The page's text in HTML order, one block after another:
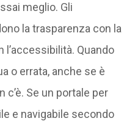
meglio. Gli
la trasparenza con la
Quando
o errata, anche se è
c’è. Se un portale per
e navigabile secondo